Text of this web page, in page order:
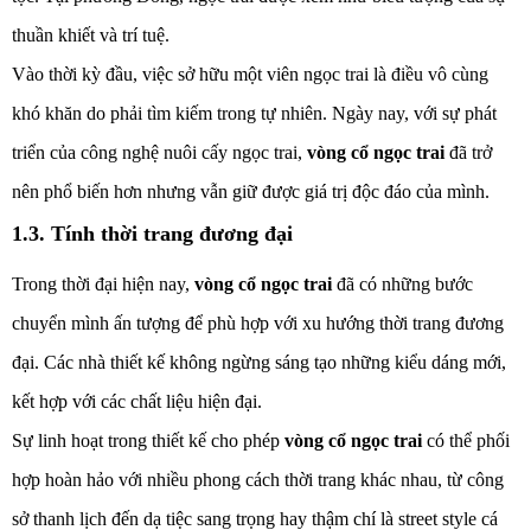
thuần khiết và trí tuệ.
Vào thời kỳ đầu, việc sở hữu một viên ngọc trai là điều vô cùng
khó khăn do phải tìm kiếm trong tự nhiên. Ngày nay, với sự phát
triển của công nghệ nuôi cấy ngọc trai, vòng cổ ngọc trai đã trở
nên phổ biến hơn nhưng vẫn giữ được giá trị độc đáo của mình.
1.3. Tính thời trang đương đại
Trong thời đại hiện nay, vòng cổ ngọc trai đã có những bước
chuyển mình ấn tượng để phù hợp với xu hướng thời trang đương
đại. Các nhà thiết kế không ngừng sáng tạo những kiểu dáng mới,
kết hợp với các chất liệu hiện đại.
Sự linh hoạt trong thiết kế cho phép vòng cổ ngọc trai có thể phối
hợp hoàn hảo với nhiều phong cách thời trang khác nhau, từ công
sở thanh lịch đến dạ tiệc sang trọng hay thậm chí là street style cá